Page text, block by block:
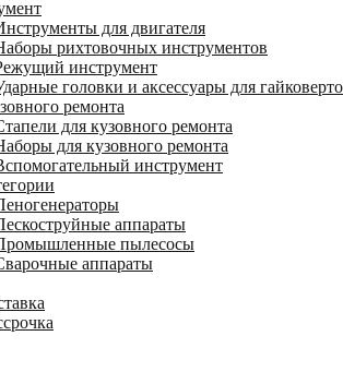
для двигателя
рихтовочных инструментов
инструмент
головки и аксессуары для
ремонта
для кузовного ремонта
для кузовного ремонта
инструмент
аппараты
пылесосы
аппараты